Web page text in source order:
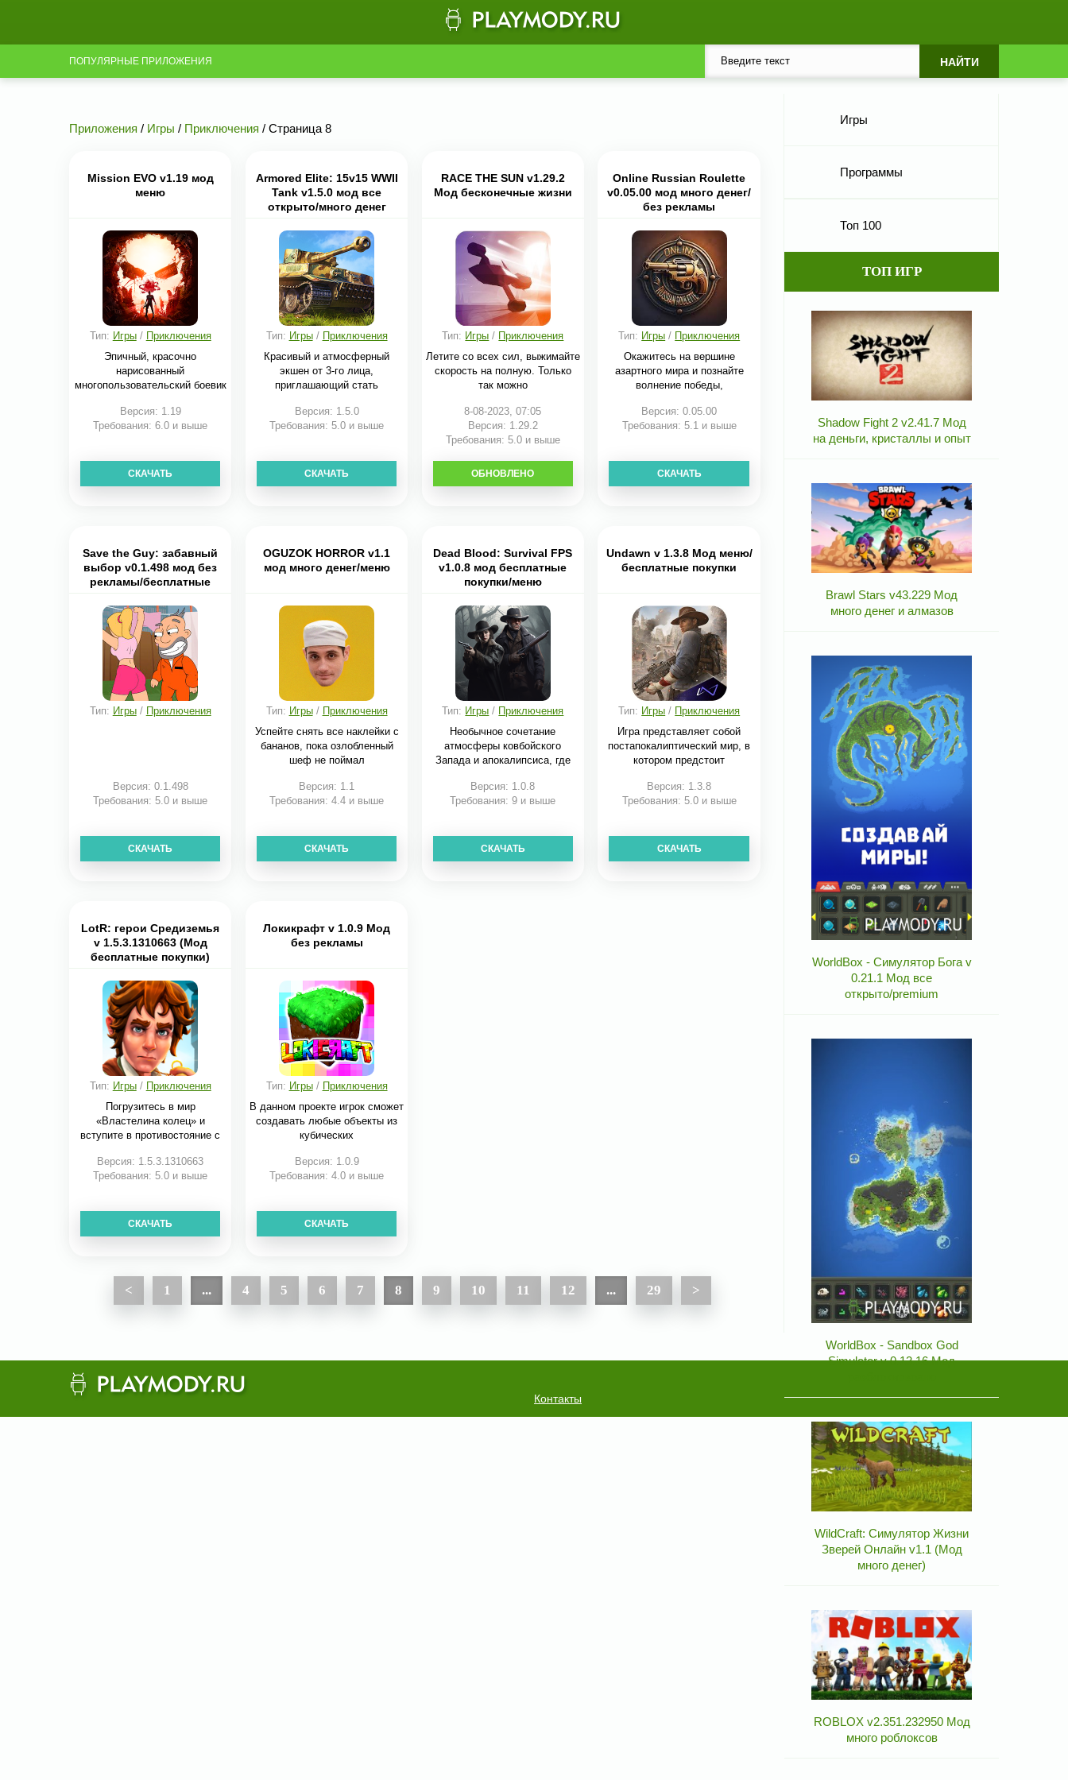
ПОПУЛЯРНЫЕ ПРИЛОЖЕНИЯ
Приложения / Игры / Приключения / Страница 8
Mission EVO v1.19 мод
меню
Тип: Игры/ Приключения
Эпичный, красочно
нарисованный
многопользовательский боевик
Версия: 1.19
Требования: 6.0 и выше
СКАЧАТЬ
Armored Elite: 15v15 WWII
Tank v1.5.0 мод все
открыто/много денег
Тип: Игры/ Приключения
Красивый и атмосферный
экшен от 3-го лица,
приглашающий стать
Версия: 1.5.0
Требования: 5.0 и выше
СКАЧАТЬ
RACE THE SUN v1.29.2
Мод бесконечные жизни
Тип: Игры / Приключения
Летите со всех сил, выжимайте
скорость на полную. Только
так можно
8-08-2023, 07:05
Версия: 1.29.2
Требования: 5.0 и выше
СКАЧАТЬ
ОБНОВЛЕНО
Online Russian Roulette
v0.05.00 мод много денег/
без рекламы
Тип: Игры / Приключения
Окажитесь на вершине
азартного мира и познайте
волнение победы,
Версия: 0.05.00
Требования: 5.1 и выше
СКАЧАТЬ
Save the Guy: забавный
выбор v0.1.498 мод без
рекламы/бесплатные
Тип: Игры/ Приключения
Версия: 0.1.498
Требования: 5.0 и выше
СКАЧАТЬ
OGUZOK HORROR v1.1
мод много денег/меню
Тип: Игры/ Приключения
Успейте снять все наклейки с
бананов, пока озлобленный
шеф не поймал
Версия: 1.1
Требования: 4.4 и выше
СКАЧАТЬ
Dead Blood: Survival FPS
v1.0.8 мод бесплатные
покупки/меню
Тип: Игры / Приключения
Необычное сочетание
атмосферы ковбойского
Запада и апокалипсиса, где
Версия: 1.0.8
Требования: 9 и выше
СКАЧАТЬ
Undawn v 1.3.8 Мод меню/
бесплатные покупки
Тип: Игры / Приключения
Игра представляет собой
постапокалиптический мир, в
котором предстоит
Версия: 1.3.8
Требования: 5.0 и выше
СКАЧАТЬ
LotR: герои Средиземья
v 1.5.3.1310663 (Мод
бесплатные покупки)
Тип: Игры/ Приключения
Погрузитесь в мир
«Властелина колец» и
вступите в противостояние с
Версия: 1.5.3.1310663
Требования: 5.0 и выше
СКАЧАТЬ
Локикрафт v 1.0.9 Мод
без рекламы
Тип: Игры/ Приключения
В данном проекте игрок сможет
создавать любые объекты из
кубических
Версия: 1.0.9
Требования: 4.0 и выше
СКАЧАТЬ
< 1 ... 4 5 6 7 8 9 10 11 12 ... 29 >
Игры
Программы
Топ 100
ТОП ИГР
Shadow Fight 2 v2.41.7 Мод
на деньги, кристаллы и опыт
Brawl Stars v43.229 Мод
много денег и алмазов
WorldBox - Симулятор Бога v
0.21.1 Мод все
открыто/premium
WorldBox - Sandbox God
Simulator v 0.13.16 Мод
WildCraft: Симулятор Жизни
Зверей Онлайн v1.1 (Мод
много денег)
ROBLOX v2.351.232950 Мод
много роблоксов
Контакты